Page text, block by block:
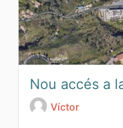
Nou accés a
Víctor